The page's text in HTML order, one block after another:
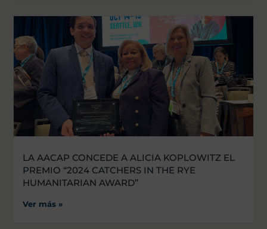
LA AACAP CONCEDE A ALICIA KOPLOWITZ EL
PREMIO “2024 CATCHERS IN THE RYE
HUMANITARIAN AWARD”
Ver más »